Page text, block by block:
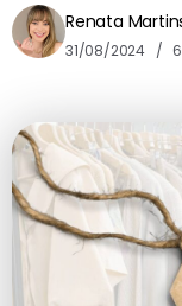
Renata
31/08/2024